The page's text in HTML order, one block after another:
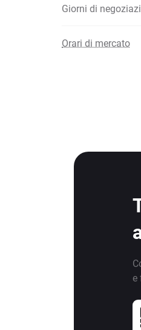
Giorni di
Orari di mercato
e